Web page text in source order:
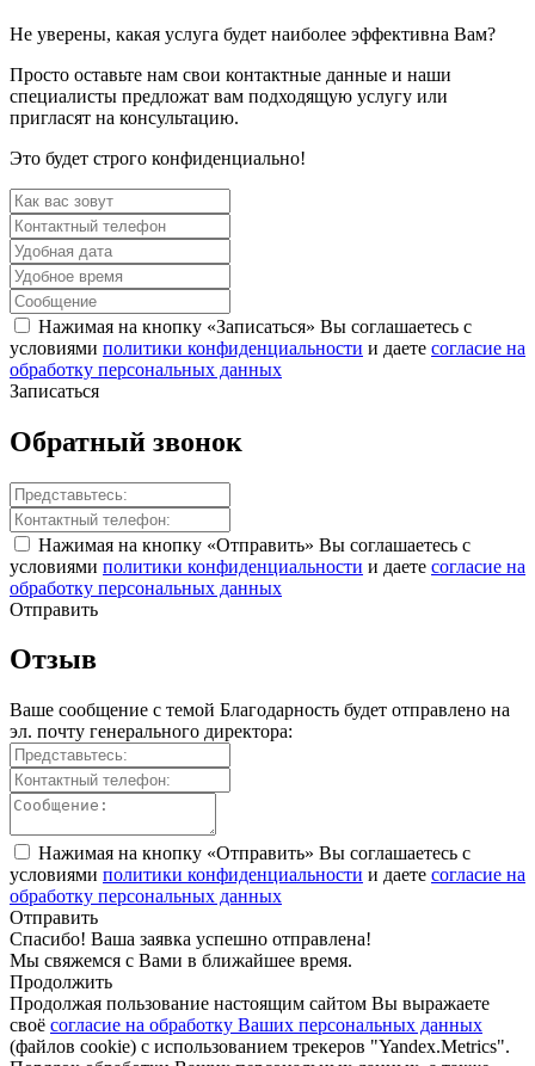
Не уверены, какая услуга будет наиболее эффективна Вам?
Просто оставьте нам свои контактные данные и наши
специалисты предложат вам подходящую услугу или
пригласят на консультацию.
Это будет строго конфиденциально!
Нажимая на кнопку «Записаться» Вы соглашаетесь с
условиями политики конфиденциальности и даете согласие на
обработку персональных данных
Записаться
Обратный звонок
Нажимая на кнопку «Отправить» Вы соглашаетесь с
условиями политики конфиденциальности и даете согласие на
обработку персональных данных
Отправить
Отзыв
Ваше сообщение с темой Благодарность будет отправлено на
эл. почту генерального директора:
Нажимая на кнопку «Отправить» Вы соглашаетесь с
условиями политики конфиденциальности и даете согласие на
обработку персональных данных
Отправить
Спасибо! Ваша заявка успешно отправлена!
Мы свяжемся с Вами в ближайшее время.
Продолжить
Продолжая пользование настоящим сайтом Вы выражаете
своё согласие на обработку Ваших персональных данных
(файлов cookie) с использованием трекеров "Yandex.Metrics".